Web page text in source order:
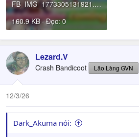
FB_IMG_1773305131921.jpg
160.9 KB · Đọc: 0
Lezard.V
Crash Bandicoot Lão Làng GVN
12/3/26
Dark_Akuma nói: